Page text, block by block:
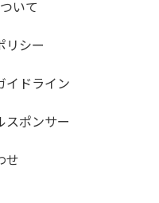
いて
リシー
イドライン
スポンサー
せ